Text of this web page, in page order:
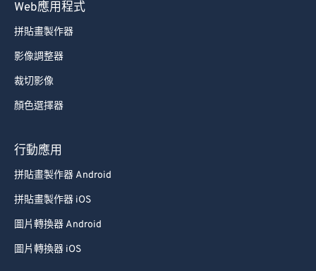
Web應用程式
拼貼畫製作器
影像調整器
裁切影像
顏色選擇器
行動應用
拼貼畫製作器 Android
拼貼畫製作器 iOS
圖片轉換器 Android
圖片轉換器 iOS